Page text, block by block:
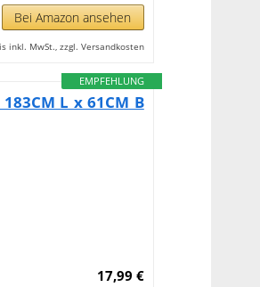
Bei Amazon ansehen
inkl. MwSt., zzgl. Versandkosten
EMPFEHLUNG
L x 61CM B
17,99 €